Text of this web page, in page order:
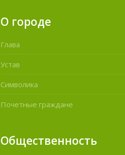
О городе
Глава
Устав
Символика
Почетные граждане
Общественность